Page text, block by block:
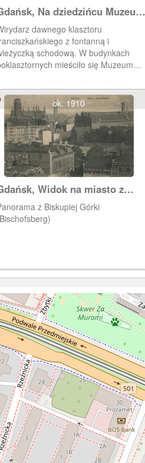
Na dziedzińcu Muzeum
dawnego klasztoru
z fontanną i
schodową. W budynkach
mieściło się Muzeum
w Gdańsku. Na zdjęciu stan
przebudową fontanny.
ok. 1910
Widok na miasto z
Góry
z Biskupiej Górki